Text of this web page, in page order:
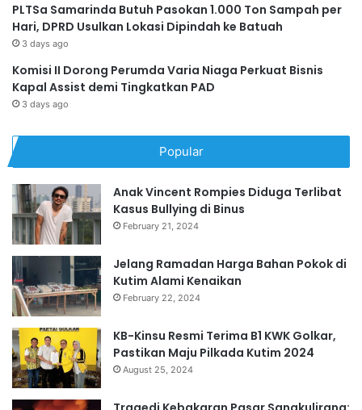
PLTSa Samarinda Butuh Pasokan 1.000 Ton Sampah per
Hari, DPRD Usulkan Lokasi Dipindah ke Batuah
3 days ago
Komisi II Dorong Perumda Varia Niaga Perkuat Bisnis
Kapal Assist demi Tingkatkan PAD
3 days ago
Popular
Anak Vincent Rompies Diduga Terlibat
Kasus Bullying di Binus
February 21, 2024
Jelang Ramadan Harga Bahan Pokok di
Kutim Alami Kenaikan
February 22, 2024
KB-Kinsu Resmi Terima B1 KWK Golkar,
Pastikan Maju Pilkada Kutim 2024
August 25, 2024